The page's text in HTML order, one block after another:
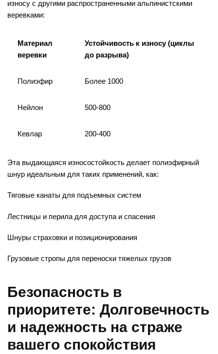
износу с другими распространенными альпинистскими
веревками:
Материал
веревки
Устойчивость к износу (циклы
до разрыва)
Полиэфир Более 1000
Нейлон 500-800
Кевлар 200-400
Эта выдающаяся износостойкость делает полиэфирный
шнур идеальным для таких применений, как:
Тяговые канаты для подъемных систем
Лестницы и перила для доступа и спасения
Шнуры страховки и позиционирования
Грузовые стропы для переноски тяжелых грузов
Безопасность в
приоритете: Долговечность
и надежность на страже
вашего спокойствия